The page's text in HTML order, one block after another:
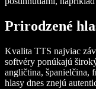
Prirodzené
Kvalita TTS najviac
softvéry ponúkajú
angličtina, španielčina,
hlasy dnes znejú